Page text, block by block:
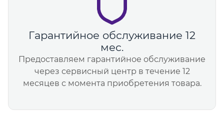
Гарантийное обслуживание 12
мес.
Предоставляем гарантийное обслуживание
через сервисный центр в течение 12
месяцев с момента приобретения товара.